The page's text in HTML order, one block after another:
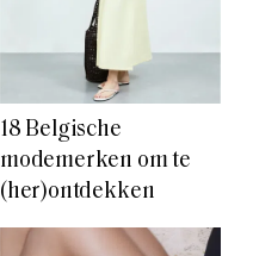
18 Belgische
modemerken om te
(her)ontdekken